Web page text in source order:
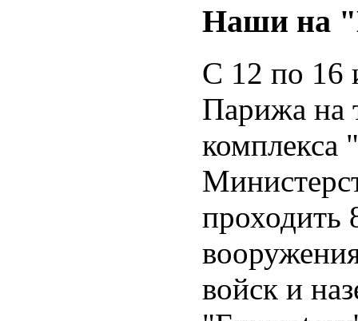
Наши на
С 12 по 16
Парижа на
комплекса
проходить
войск и